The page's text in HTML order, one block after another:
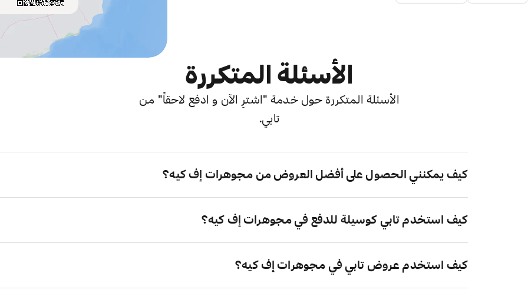
الأسئلة المتكررة
الأسئلة المتكررة حول خدمة "اشترِ الآن و ادفع لاحقاً" من
تابي.
كيف يمكنني الحصول على أفضل العروض من مجوهرات إف كيه؟
كيف استخدم تابي كوسيلة للدفع في مجوهرات إف كيه؟
كيف استخدم عروض تابي في مجوهرات إف كيه؟